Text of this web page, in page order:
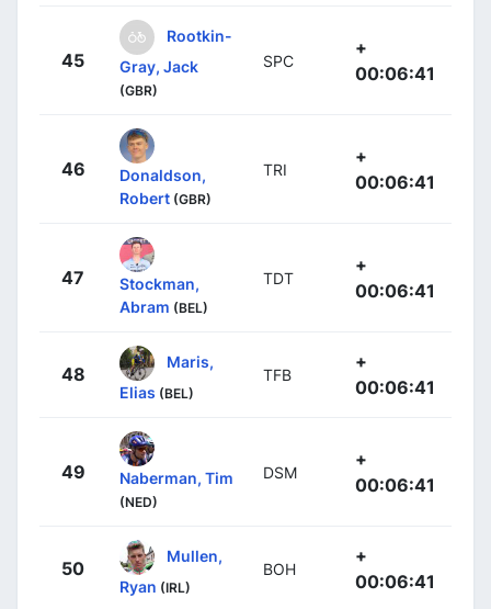
45
Rootkin-
Gray, Jack
(GBR)
SPC
+
00:06:41
46
Donaldson,
Robert (GBR)
TRI
+
00:06:41
47
Stockman,
Abram (BEL)
TDT
+
00:06:41
48
Maris,
Elias (BEL)
TFB
+
00:06:41
49 Naberman, Tim
(NED)
DSM
+
00:06:41
50
Mullen,
Ryan (IRL)
BOH
+
00:06:41